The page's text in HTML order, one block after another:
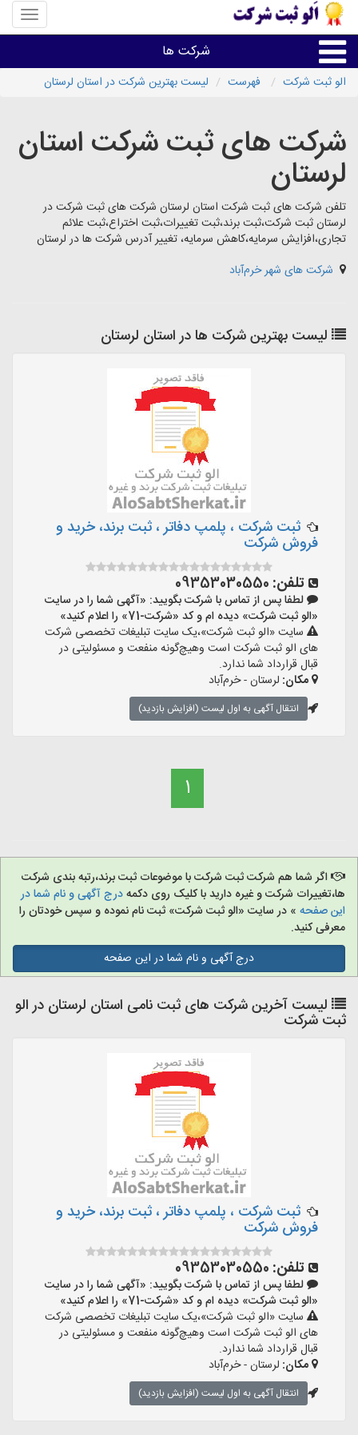
منوی
سایت
ثبت
شرکت ها
اخذگواهینامه رتبه بندی
سایر خدمات ثبت شرکت ها
الو ثبت شرکت فهرست لیست بهترین شرکت در استان لرستان
شرکت های ثبت شرکت استان
لرستان
تلفن شرکت های ثبت شرکت استان لرستان شرکت های ثبت شرکت در
لرستان ثبت شرکت،ثبت برند،ثبت تغییرات،ثبت اختراع،ثبت علائم
تجاری،افزایش سرمایه،کاهش سرمایه، تغییر آدرس شرکت ها در لرستان
شرکت های شهر خرم‌آباد
لیست بهترین شرکت ها در استان لرستان
ثبت شرکت ، پلمپ دفاتر ، ثبت برند، خرید و
فروش شرکت
تلفن: 09353030550
لطفا پس از تماس با شرکت بگویید: «آگهی شما را در سایت
«الو ثبت شرکت» دیده ام و کد «شرکت-71» را اعلام کنید»
سایت «الو ثبت شرکت»،یک سایت تبلیغات تخصصی شرکت
های الو ثبت شرکت است وهیچ‌گونه منفعت و مسئولیتی در
قبال قرارداد شما ندارد.
مکان: لرستان - خرم‌آباد
انتقال آگهی به اول لیست (افزایش بازدید)
1
اگر شما هم شرکت ثبت شرکت با موضوعات ثبت برند،رتبه بندی شرکت
ها،تغییرات شرکت و غیره دارید با کلیک روی دکمهدرج آگهی و نام شما در
این صفحه » در سایت «الو ثبت شرکت» ثبت نام نموده و سپس خودتان را
معرفی کنید.
درج آگهی و نام شما در این صفحه
لیست آخرین شرکت های ثبت نامی استان لرستان در الو
ثبت شرکت
ثبت شرکت ، پلمپ دفاتر ، ثبت برند، خرید و
فروش شرکت
تلفن: 09353030550
لطفا پس از تماس با شرکت بگویید: «آگهی شما را در سایت
«الو ثبت شرکت» دیده ام و کد «شرکت-71» را اعلام کنید»
سایت «الو ثبت شرکت»،یک سایت تبلیغات تخصصی شرکت
های الو ثبت شرکت است وهیچ‌گونه منفعت و مسئولیتی در
قبال قرارداد شما ندارد.
مکان: لرستان - خرم‌آباد
انتقال آگهی به اول لیست (افزایش بازدید)